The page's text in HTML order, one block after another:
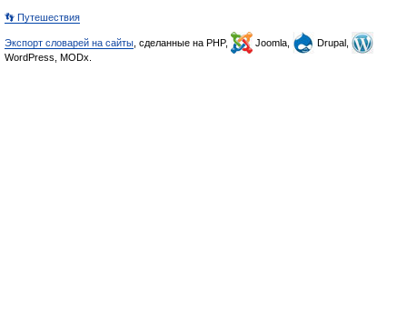
👣 Путешествия
Экспорт словарей на сайты , сделанные на PHP, Joomla,
Drupal,
WordPress, MODx.